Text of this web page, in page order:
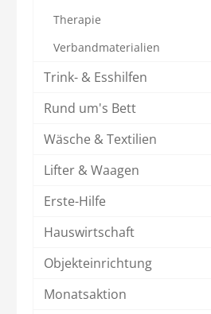
Therapie
Verbandmaterialien
Trink- & Esshilfen
Rund um's Bett
Wäsche & Textilien
Lifter & Waagen
Erste-Hilfe
Hauswirtschaft
Objekteinrichtung
Monatsaktion